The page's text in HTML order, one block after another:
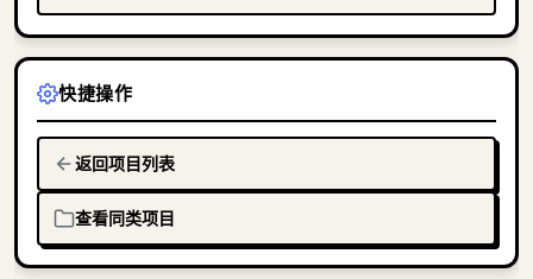
快捷操作
返回项目列表
查看同类项目